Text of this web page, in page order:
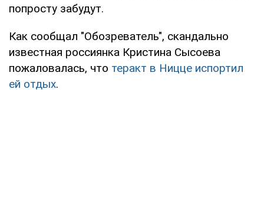
попросту забудут.
Как сообщал "Обозреватель", скандально
известная россиянка Кристина Сысоева
пожаловалась, что теракт в Ницце испортил
ей отдых.